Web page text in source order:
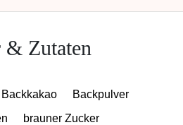
& Zutaten
Backkakao
Backpulver
brauner Zucker